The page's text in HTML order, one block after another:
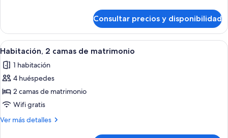
matrimonio
grande
1
cama
de
grande
Consultar precios y disponibilidad
Abrir
todas
las
fotos
de
Habitación,
2
Una habitación moderna con
4
Habitación, 2 camas de matrimonio
1 habitación
4 huéspedes
2 camas de matrimonio
Wifi gratis
Ver más detalles
Más